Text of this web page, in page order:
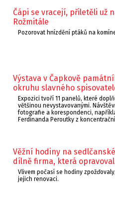
Čápi se vracejí, přiletěli už
Rožmitále
Pozorovat hnízdění ptáků na
Výstava v Čapkově
okruhu slavného
Expozici tvoří 11 panelů, které
většinou nevystavovanými.
fotografie a korespondenci,
Ferdinanda Peroutky z
Věžní hodiny na
dílně firma, která
Vlivem počasí se hodiny
jejich renovaci.